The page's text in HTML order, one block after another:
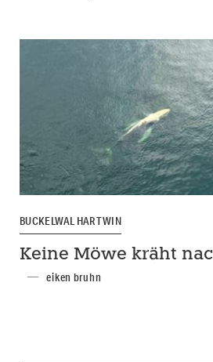
BUCKELWAL HARTWIN
Keine Möwe kräht
eiken bruhn